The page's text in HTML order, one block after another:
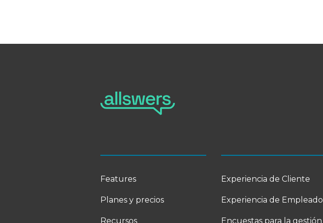
Features
Planes y precios
Recursos
Experiencia de Cliente
Experiencia de Empleado
Encuestas para la gestión